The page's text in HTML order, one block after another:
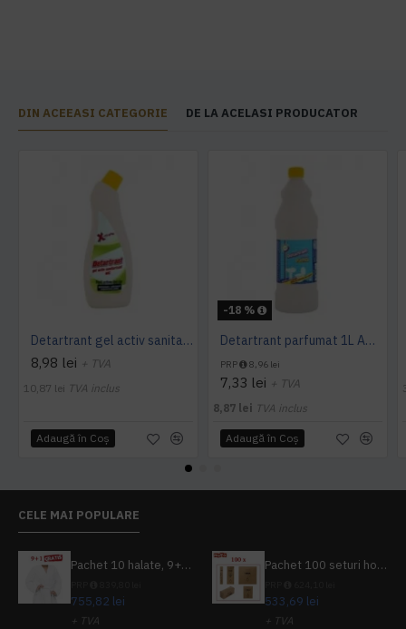
DIN ACEEASI CATEGORIE DE LA ACELASI PRODUCATOR
Detartrant gel activ sanitarizant 750ml AQAS
8,98 lei + TVA
10,87 lei TVA inclus
Adaugă în Coş
-18 %
Detartrant parfumat 1L AQAS
PRP 8,96 lei
7,33 lei + TVA
8,87 lei TVA inclus
Adaugă în Coş
CELE MAI POPULARE
Pachet 10 halate, 9+1 gratuit
755,82 lei
+ TVA
Pachet 100 seturi hoteliere, set dentar, set barbierit, casca de dus, pila unghii, set cusut
533,69 lei
+ TVA